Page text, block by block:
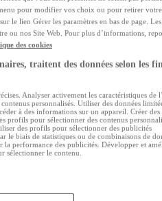
INNOVATION
par
le
pour modifier vos choix ou pour retirer votre
le lien Gérer les paramètres en bas de page.
ou nos Site Web. Pour plus d’informations,
des cookies
traitent des données selon les
Analyser activement les caractéristiques de
personnalisés. Utiliser des données
à des informations sur un appareil. Créer
profils pour sélectionner des contenus
des profils pour sélectionner des publicités
le biais de statistiques ou de combinaisons de
la performance des publicités. Développer et
sélectionner le contenu.